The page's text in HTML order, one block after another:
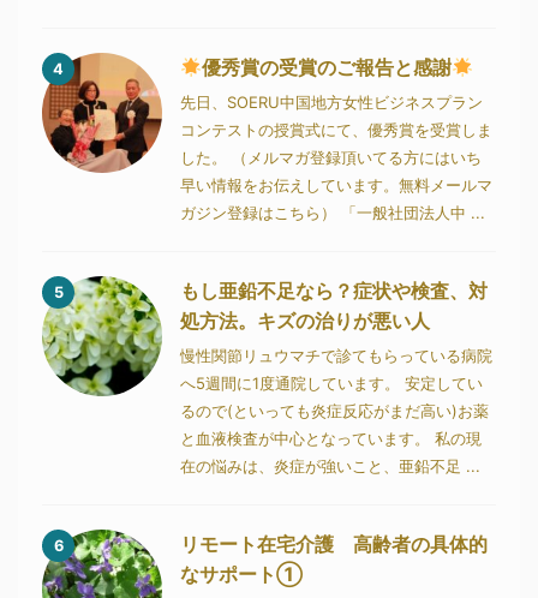
4 優秀賞の受賞のご報告と感謝
先日、SOERU中国地方女性ビジネスプラン
コンテストの授賞式にて、優秀賞を受賞しま
した。 （メルマガ登録頂いてる方にはいち
早い情報をお伝えしています。無料メールマ
ガジン登録はこちら） 「一般社団法人中 ...
5
もし亜鉛不足なら？症状や検査、対
処方法。キズの治りが悪い人
慢性関節リュウマチで診てもらっている病院
へ5週間に1度通院しています。 安定してい
るので(といっても炎症反応がまだ高い)お薬
と血液検査が中心となっています。 私の現
在の悩みは、炎症が強いこと、亜鉛不足 ...
6
リモート在宅介護 高齢者の具体的
なサポート①